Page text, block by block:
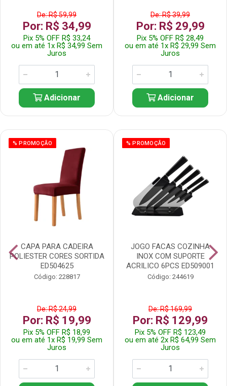
De: R$ 59,99
Por: R$ 34,99
Pix 5% OFF R$ 33,24
ou em até 1x R$ 34,99 Sem
Juros
Adicionar
De: R$ 39,99
Por: R$ 29,99
Pix 5% OFF R$ 28,49
ou em até 1x R$ 29,99 Sem
Juros
Adicionar
% PROMOÇÃO
CAPA PARA CADEIRA
POLIESTER CORES SORTIDA
ED504625
Código: 228817
De: R$ 24,99
Por: R$ 19,99
Pix 5% OFF R$ 18,99
ou em até 1x R$ 19,99 Sem
Juros
% PROMOÇÃO
JOGO FACAS COZINHA
INOX COM SUPORTE
ACRILICO 6PCS ED509001
Código: 244619
De: R$ 169,99
Por: R$ 129,99
Pix 5% OFF R$ 123,49
ou em até 2x R$ 64,99 Sem
Juros